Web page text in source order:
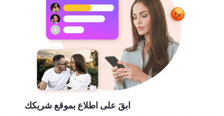
ابقَ على اطلاع بموقع شريكك